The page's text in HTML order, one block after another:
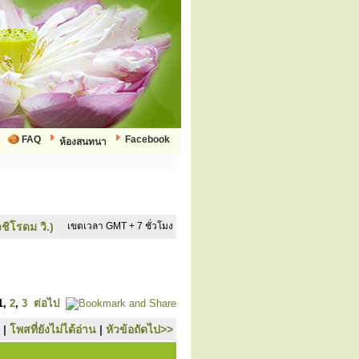
Facebook
ห้องสนทนา
FAQ
โรดม วิ.) เขตเวลา GMT + 7 ชั่วโมง
, 2, 3 ต่อไป
| โพสที่ยังไม่ได้อ่าน | หัวข้อถัดไป>>